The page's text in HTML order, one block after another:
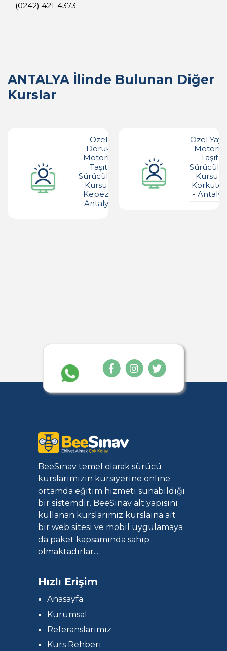
(0242) 421-4373
ANTALYA İlinde Bulunan Diğer
Kurslar
Özel
Doruk
Motorlu
Taşıt
Sürücüleri
Kursu -
Kepez -
Antalya
Özel
Motorlu
Taşıt
Kursu -
Korkuteli
- Antalya
BeeSınav temel olarak sürücü
kurslarımızın kursiyerine online
ortamda eğitim hizmeti sunabildiği
bir sistemdir. BeeSınav alt yapısını
kullanan kurslarımız kurslaına ait
bir web sitesi ve mobil uygulamaya
da paket kapsamında sahip
olmaktadırlar...
Hızlı Erişim
Anasayfa
Kurumsal
Referanslarımız
Kurs Rehberi